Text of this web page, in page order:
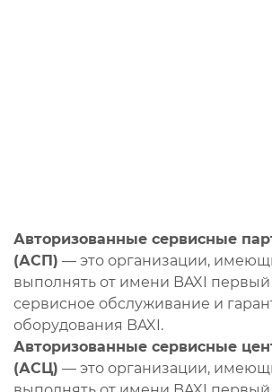
Авторизованные сервисные
(АСП) — это организации,
выполнять от имени BAXI первый
сервисное обслуживание и
оборудования BAXI.
Авторизованные сервисные
(АСЦ) — это организации,